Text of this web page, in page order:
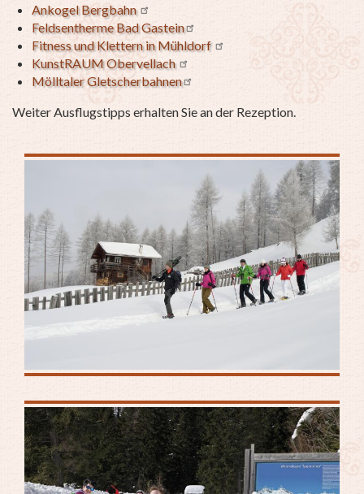
Ankogel Bergbahn
Feldsentherme Bad Gastein
Fitness und Klettern in Mühldorf
KunstRAUM Obervellach
Mölltaler Gletscherbahnen
Weiter Ausflugstipps erhalten Sie an der Rezeption.